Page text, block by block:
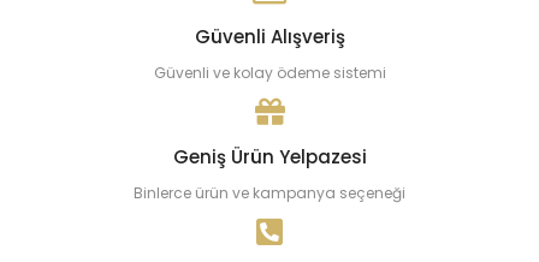
Güvenli Alışveriş
Güvenli ve kolay ödeme sistemi
Geniş Ürün Yelpazesi
Binlerce ürün ve kampanya seçeneği